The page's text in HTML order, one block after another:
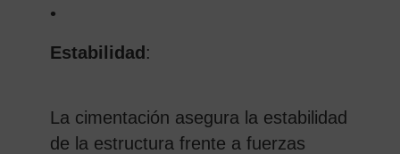
•
Estabilidad :
La cimentación asegura la estabilidad
de la estructura frente a fuerzas